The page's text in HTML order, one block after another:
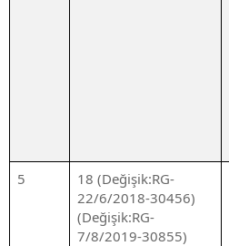
5
18 (Değişik:RG-
22/6/2018-30456)
(Değişik:RG-
7/8/2019-30855)